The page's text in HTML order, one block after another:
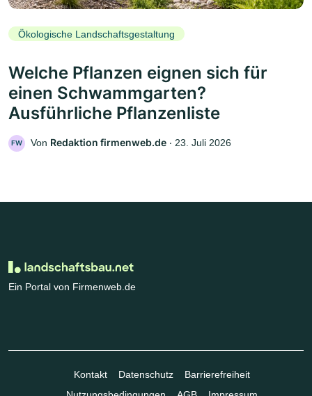
Ökologische Landschaftsgestaltung
Welche Pflanzen eignen sich für
einen Schwammgarten?
Ausführliche Pflanzenliste
FW Von Redaktion firmenweb.de ‧ 23. Juli 2026
Ein Portal von Firmenweb.de
Kontakt Datenschutz
Barrierefreiheit